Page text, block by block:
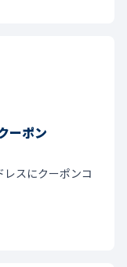
ーポン
スにクーポンコ